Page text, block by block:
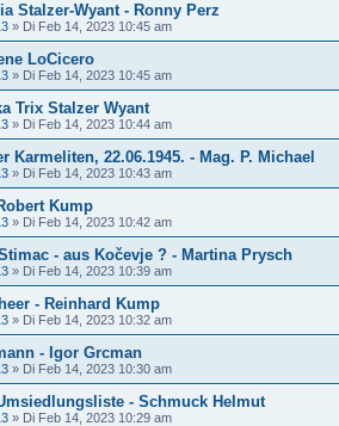
Stalzer-Wyant - Ronny Perz
» Di Feb 14, 2023 10:45 am
LoCicero
» Di Feb 14, 2023 10:45 am
Trix Stalzer Wyant
» Di Feb 14, 2023 10:44 am
Karmeliten, 22.06.1945. - Mag. P. Michael
» Di Feb 14, 2023 10:43 am
Kump
» Di Feb 14, 2023 10:42 am
- aus Kočevje ? - Martina Prysch
» Di Feb 14, 2023 10:39 am
- Reinhard Kump
» Di Feb 14, 2023 10:32 am
- Igor Grcman
» Di Feb 14, 2023 10:30 am
- Schmuck Helmut
» Di Feb 14, 2023 10:29 am